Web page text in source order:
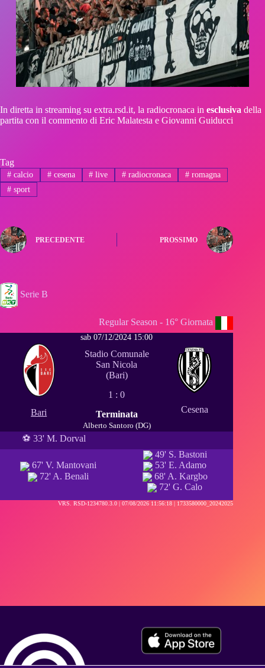
In diretta in streaming su extra.rsd.it, la radiocronaca in esclusiva della
partita con il commento di Eric Malatesta e Giovanni Guiducci
Tag
#calcio #cesena # live # radiocronaca # romagna
#sport
PRECEDENTE PROSSIMO
Serie B
Regular Season - 16° Giornata
Bari
sab 07/12/2024 15:00
Stadio Comunale
San Nicola
(Bari)
1 : 0
Terminata
Alberto Santoro (DG)
Cesena
⚽ 33' M. Dorval
67' V. Mantovani
72' A. Benali
49' S. Bastoni
53' E. Adamo
68' A. Kargbo
72' G. Calo
VRS. RSD-1234780.3.0 |07/08/2026 11:56:18 | 1733580000_20242025